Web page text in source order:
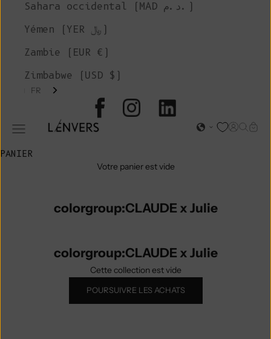
L'ENVERS
Ouvrir le menu de navigation Page
Sahara occidental (MAD د.م.)
Yémen (YER ﷼)
Zambie (EUR €)
Zimbabwe (USD $)
FR
PANIER
Votre panier est vide
colorgroup:CLAUDE x Julie
colorgroup:CLAUDE x Julie
Cette collection est vide
POURSUIVRE LES ACHATS